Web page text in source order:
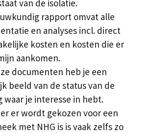
van de isolatie.
rapport omvat alle
en analyses incl. direct
kosten en kosten die er
aankomen.
documenten heb je een
beeld van de status van de
waar je interesse in hebt.
er wordt gekozen voor een
met NHG is is vaak zelfs zo